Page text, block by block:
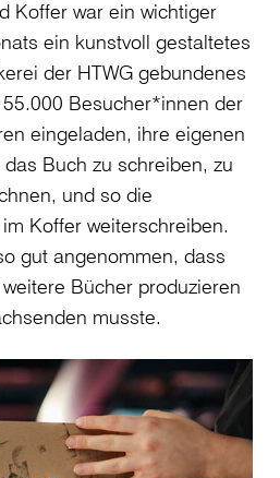
Koffer war ein wichtiger
ein kunstvoll gestaltetes
der HTWG gebundenes
Besucher*innen der
eingeladen, ihre eigenen
Buch zu schreiben, zu
und so die
Koffer weiterschreiben.
gut angenommen, dass
Bücher produzieren
musste.